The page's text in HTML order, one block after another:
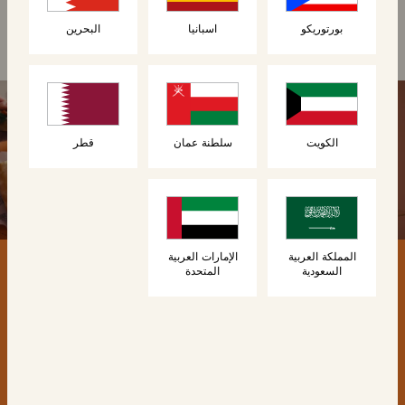
بورتوريكو اسبانيا البحرين
الكويت سلطنة عمان قطر
المملكة العربية
السعودية
الإمارات العربية
المتحدة